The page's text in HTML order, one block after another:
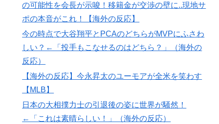
▶ 海外の反応：熊本の病院で手術中に熊本地震が発生、大
揺れの中でも患者を守った医師たちの対応ぶりに海外大
絶賛
▶ 【海外の反応】今永昇太、好調の秘訣はスマホ画面だと
イマナガ節を炸裂「NPBでは面白さが必須条件なの？」
▶ 【MLB】村上宗隆とルイス・アラエスの指標が完全に真
逆 → 「予想通りの結果」「この2人は合体してくれ」
▶ フランス人「欲張りすぎだ」中村敬斗、ランス残留の可
能性を会長が示唆！移籍金が交渉の壁に..現地サポの本
の可能性を会長が示唆！移籍金が交渉の壁に..現地サ
ポの本音がこれ！【海外の反応】
今の時点で大谷翔平とPCAのどちらがMVPにふさわ
しい？←「投手もこなせるのはどちら？」（海外の
反応）
【海外の反応】今永昇太のユーモアが全米を笑わす
【MLB】
日本の大相撲力士の引退後の姿に世界が騒然！
←「これは素晴らしい！」（海外の反応）